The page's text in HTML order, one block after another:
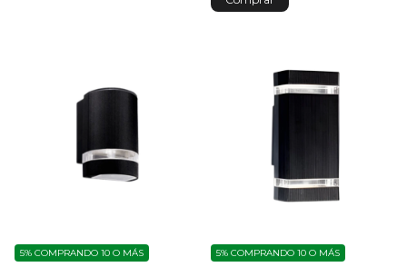
5% COMPRANDO 10 O MÁS 5% COMPRANDO 10 O MÁS